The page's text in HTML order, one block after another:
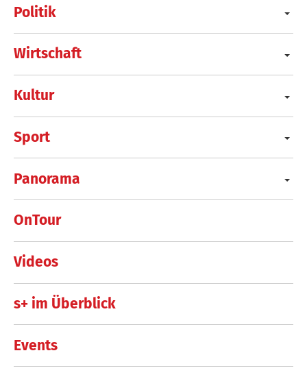
Politik
Wirtschaft
Kultur
Sport
Panorama
OnTour
Videos
s+ im Überblick
Events